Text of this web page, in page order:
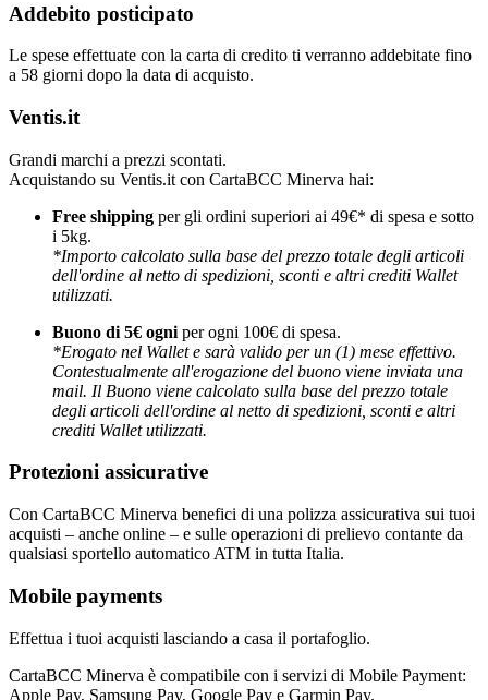
Addebito posticipato
Le spese effettuate con la carta di credito ti verranno addebitate fino
a 58 giorni dopo la data di acquisto.
Ventis.it
Grandi marchi a prezzi scontati.
Acquistando su Ventis.it con CartaBCC Minerva hai:
Free shipping per gli ordini superiori ai 49€* di spesa e sotto
i 5kg.
*Importo calcolato sulla base del prezzo totale degli articoli
dell'ordine al netto di spedizioni, sconti e altri crediti Wallet
utilizzati.
Buono di 5€ ogni per ogni 100€ di spesa.
*Erogato nel Wallet e sarà valido per un (1) mese effettivo.
Contestualmente all'erogazione del buono viene inviata una
mail. Il Buono viene calcolato sulla base del prezzo totale
degli articoli dell'ordine al netto di spedizioni, sconti e altri
crediti Wallet utilizzati.
Protezioni assicurative
Con CartaBCC Minerva benefici di una polizza assicurativa sui tuoi
acquisti – anche online – e sulle operazioni di prelievo contante da
qualsiasi sportello automatico ATM in tutta Italia.
Mobile payments
Effettua i tuoi acquisti lasciando a casa il portafoglio.
CartaBCC Minerva è compatibile con i servizi di Mobile Payment:
Apple Pay, Samsung Pay, Google Pay e Garmin Pay.